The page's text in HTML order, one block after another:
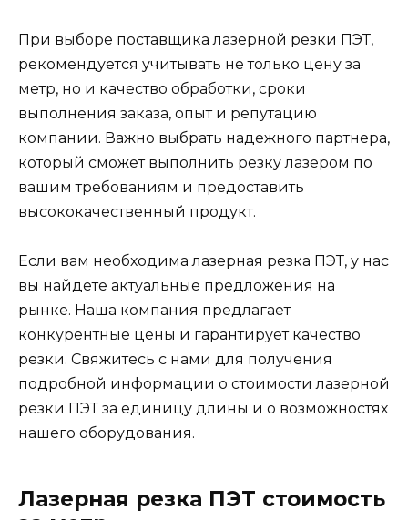
При выборе поставщика лазерной резки ПЭТ,
рекомендуется учитывать не только цену за
метр, но и качество обработки, сроки
выполнения заказа, опыт и репутацию
компании. Важно выбрать надежного партнера,
который сможет выполнить резку лазером по
вашим требованиям и предоставить
высококачественный продукт.
Если вам необходима лазерная резка ПЭТ, у нас
вы найдете актуальные предложения на
рынке. Наша компания предлагает
конкурентные цены и гарантирует качество
резки. Свяжитесь с нами для получения
подробной информации о стоимости лазерной
резки ПЭТ за единицу длины и о возможностях
нашего оборудования.
Лазерная резка ПЭТ стоимость